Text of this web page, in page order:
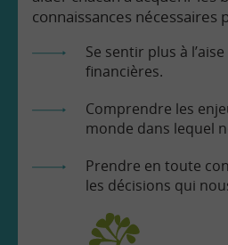
connaissances nécessaires
Se sentir plus à
financières.
Comprendre les
monde dans lequel
Prendre en toute
les décisions qui